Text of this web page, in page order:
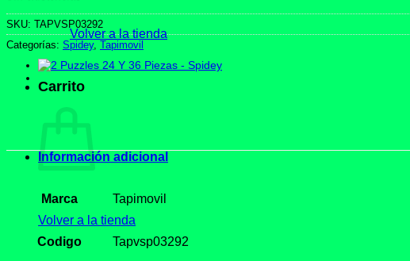
Volver a la tienda
Carrito
Volver a la tienda
SKU: TAPVSP03292
Categorías: Spidey, Tapimovil
Información adicional
Marca Tapimovil
Codigo Tapvsp03292